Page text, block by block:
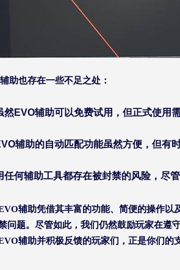
助也存在一些不足之处：
然EVO辅助可以免费试用，但正式使用
辅助的自动匹配功能虽然方便，但有
任何辅助工具都存在被封禁的风险，尽
辅助凭借其丰富的功能、简便的操作
问题。尽管如此，我们仍然鼓励玩家在
辅助并积极反馈的玩家们，正是你们